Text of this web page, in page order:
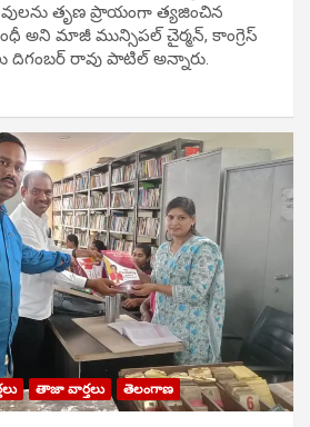
తృణ ప్రాయంగా త్య‌జించిన
అని మాజీ మున్సిప‌ల్ చైర్మ‌న్, కాంగ్రెస్
దిగంబ‌ర్ రావు పాటిల్ అన్నారు.
తాజా వార్తలు తెలంగాణ